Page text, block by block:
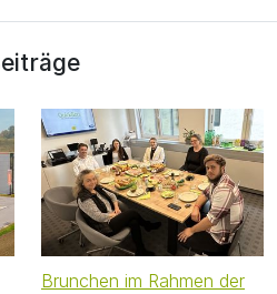
Brunchen im Rahmen der